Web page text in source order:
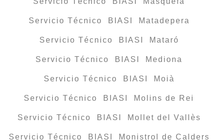
Servicio Técnico BIASI Matadepera
Servicio Técnico BIASI Mataró
Servicio Técnico BIASI Mediona
Servicio Técnico BIASI Moià
Servicio Técnico BIASI Molins de Rei
Servicio Técnico BIASI Mollet del Vallès
Servicio Técnico BIASI Monistrol de Calders